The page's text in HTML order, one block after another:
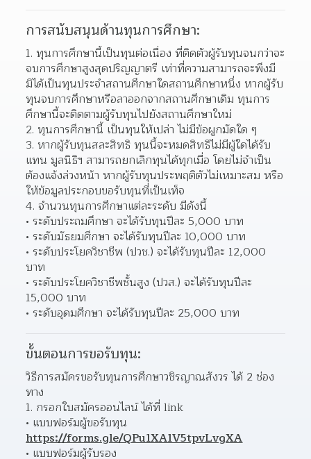
การสนับสนุนด้านทุนการศึกษา:
ทุนการศึกษานี้เป็นทุนต่อเนื่อง ที่ติดตัวผู้รับทุนจนกว่าจะ
จบการศึกษาสูงสุดปริญญาตรี เท่าที่ความสามารถจะพึงมี
มิได้เป็นทุนประจำสถานศึกษาใดสถานศึกษาหนึ่ง หากผู้รับ
ทุนจบการศึกษาหรือลาออกจากสถานศึกษาเดิม ทุนการ
ศึกษานี้จะติดตามผู้รับทุนไปยังสถานศึกษาใหม่
ทุนการศึกษานี้ เป็นทุนให้เปล่า ไม่มีข้อผูกมัดใด ๆ
หากผู้รับทุนสละสิทธิ ทุนนี้จะหมดสิทธิไม่มีผู้ใดได้รับ
แทน มูลนิธิฯ สามารถยกเลิกทุนได้ทุกเมื่อ โดยไม่จำเป็น
ต้องแจ้งล่วงหน้า หากผู้รับทุนประพฤติตัวไม่เหมาะสม หรือ
ให้ข้อมูลประกอบขอรับทุนที่เป็นเท็จ
จำนวนทุนการศึกษาแต่ละระดับ มีดังนี้
ระดับประถมศึกษา จะได้รับทุนปีละ 5,000 บาท
ระดับมัธยมศึกษา จะได้รับทุนปีละ 10,000 บาท
ระดับประโยควิชาชีพ (ปวช.) จะได้รับทุนปีละ 12,000
บาท
ระดับประโยควิชาชีพชั้นสูง (ปวส.) จะได้รับทุนปีละ
15,000 บาท
ระดับอุดมศึกษา จะได้รับทุนปีละ 25,000 บาท
ขั้นตอนการขอรับทุน:
วิธีการสมัครขอรับทุนการศึกษาวชิรญาณสังวร ได้ 2 ช่อง
ทาง
กรอกใบสมัครออนไลน์ ได้ที่ link
https://forms.gle/QPu1XA1V5tpvLvgXA